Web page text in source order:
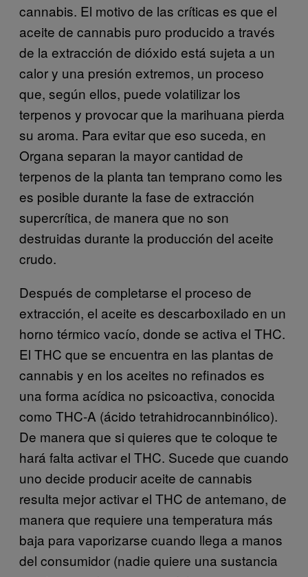
cannabis. El motivo de las críticas es que el
aceite de cannabis puro producido a través
de la extracción de dióxido está sujeta a un
calor y una presión extremos, un proceso
que, según ellos, puede volatilizar los
terpenos y provocar que la marihuana pierda
su aroma. Para evitar que eso suceda, en
Organa separan la mayor cantidad de
terpenos de la planta tan temprano como les
es posible durante la fase de extracción
supercrítica, de manera que no son
destruidas durante la producción del aceite
crudo.
Después de completarse el proceso de
extracción, el aceite es descarboxilado en un
horno térmico vacío, donde se activa el THC.
El THC que se encuentra en las plantas de
cannabis y en los aceites no refinados es
una forma acídica no psicoactiva, conocida
como THC-A (ácido tetrahidrocannbinólico).
De manera que si quieres que te coloque te
hará falta activar el THC. Sucede que cuando
uno decide producir aceite de cannabis
resulta mejor activar el THC de antemano, de
manera que requiere una temperatura más
baja para vaporizarse cuando llega a manos
del consumidor (nadie quiere una sustancia